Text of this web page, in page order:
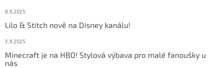
8.9.2025
Lilo & Stitch nově na Disney kanálu!
3.9.2025
Minecraft je na HBO! Stylová výbava pro malé fanoušky u
nás